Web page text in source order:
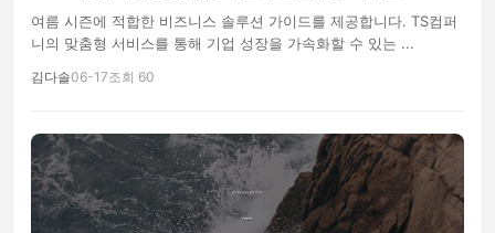
여름 시즌에 적합한 비즈니스 솔루션 가이드를 제공합니다. TS컴퍼
니의 맞춤형 서비스를 통해 기업 성장을 가속화할 수 있는 ...
김다솔06-17조회 60